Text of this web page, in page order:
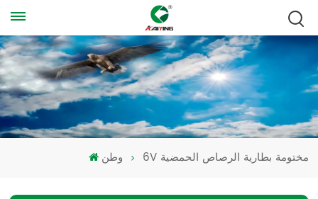
وطن 6V مختومة بطارية الرصاص الحمضية